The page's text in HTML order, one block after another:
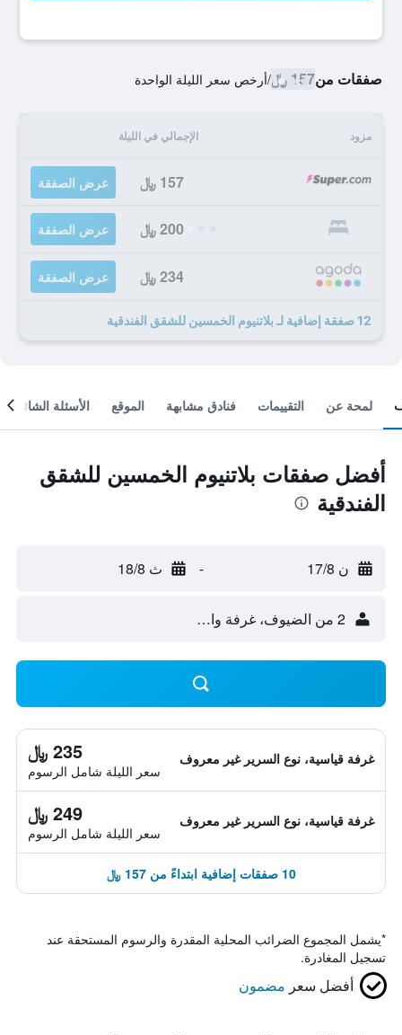
صفقات من157 ﷼ /أرخص سعر الليلة الواحدة
مزود الإجمالي في الليلة
157 ﷼ عرض الصفقة
200 ﷼ عرض الصفقة
234 ﷼ عرض الصفقة
12 صفقة إضافية لـ بلاتنيوم الخمسين للشقق الفندقية
لمحة عن التقييمات فنادق مشابهة الموقع الأسئلة الشائعة
أفضل صفقات بلاتنيوم الخمسين للشقق
الفندقية
ن 17/8 - ث 18/8
2 من الضيوف، غرفة واحدة
غرفة قياسية، نوع السرير غير معروف 235 ﷼
سعر الليلة شامل الرسوم
غرفة قياسية، نوع السرير غير معروف 249 ﷼
سعر الليلة شامل الرسوم
10 صفقات إضافية ابتداءً من 157 ﷼
*يشمل المجموع الضرائب المحلية المقدرة والرسوم المستحقة عند
تسجيل المغادرة.
أفضل سعر مضمون